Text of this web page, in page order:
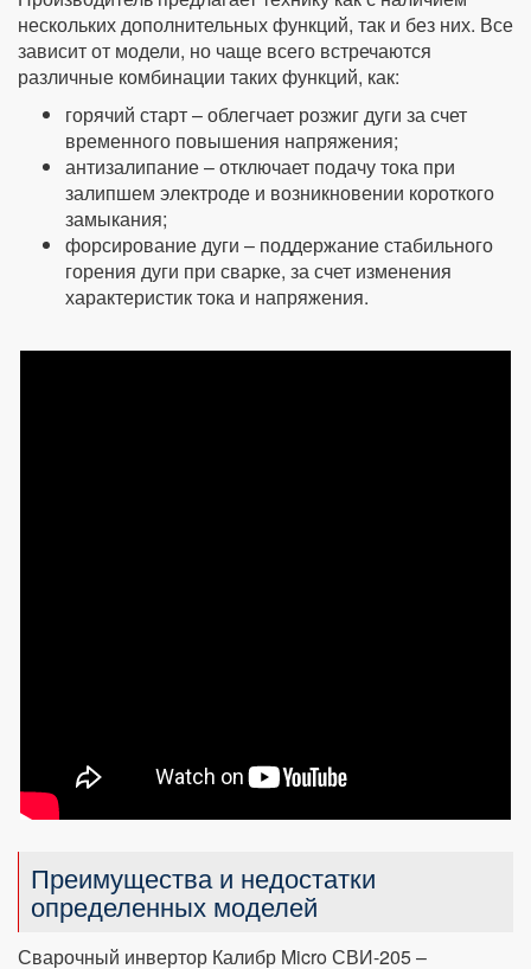
нескольких дополнительных функций, так и без них. Все
зависит от модели, но чаще всего встречаются
различные комбинации таких функций, как:
горячий старт – облегчает розжиг дуги за счет
временного повышения напряжения;
антизалипание – отключает подачу тока при
залипшем электроде и возникновении короткого
замыкания;
форсирование дуги – поддержание стабильного
горения дуги при сварке, за счет изменения
характеристик тока и напряжения.
Преимущества и недостатки
определенных моделей
Сварочный инвертор Калибр Micro СВИ-205 –